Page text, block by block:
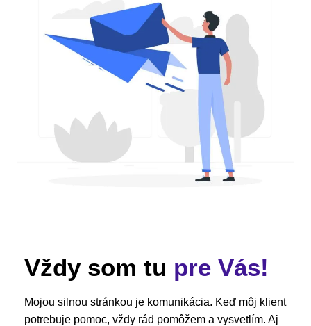
Vždy som tu pre Vás!
Mojou silnou stránkou je komunikácia. Keď môj klient
potrebuje pomoc, vždy rád pomôžem a vysvetlím. Aj